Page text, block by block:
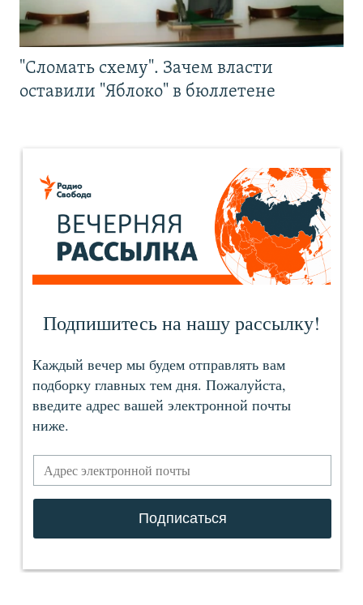
"Сломать схему". Зачем власти
оставили "Яблоко" в бюллетене